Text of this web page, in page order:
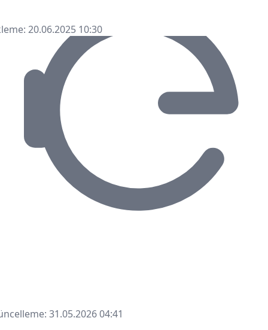
20.06.2025 10:30
31.05.2026 04:41